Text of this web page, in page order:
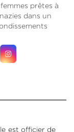
prêtes à
dans un
est officier de